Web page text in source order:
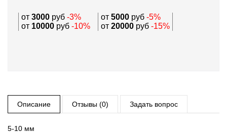
от 3000 руб -3% от 5000 руб -5%
от 10000 руб -10% от 20000 руб -15%
Описание Отзывы (0) Задать вопрос
5-10 мм